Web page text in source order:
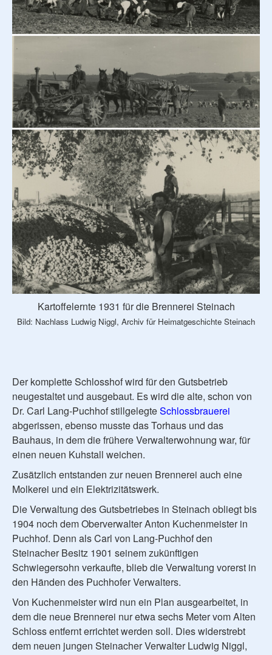
Kartoffelernte 1931 für die Brennerei Steinach
Bild: Nachlass Ludwig Niggl, Archiv für Heimatgeschichte Steinach
Der komplette Schlosshof wird für den Gutsbetrieb
neugestaltet und ausgebaut. Es wird die alte, schon von
Dr. Carl Lang-Puchhof stillgelegteSchlossbrauerei
abgerissen, ebenso musste das Torhaus und das
Bauhaus, in dem die frühere Verwalterwohnung war, für
einen neuen Kuhstall weichen.
Zusätzlich entstanden zur neuen Brennerei auch eine
Molkerei und ein Elektrizitätswerk.
Die Verwaltung des Gutsbetriebes in Steinach obliegt bis
1904 noch dem Oberverwalter Anton Kuchenmeister in
Puchhof. Denn als Carl von Lang-Puchhof den
Steinacher Besitz 1901 seinem zukünftigen
Schwiegersohn verkaufte, blieb die Verwaltung vorerst in
den Händen des Puchhofer Verwalters.
Von Kuchenmeister wird nun ein Plan ausgearbeitet, in
dem die neue Brennerei nur etwa sechs Meter vom Alten
Schloss entfernt errichtet werden soll. Dies widerstrebt
dem neuen jungen Steinacher Verwalter Ludwig Niggl,